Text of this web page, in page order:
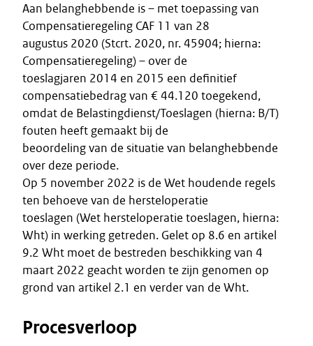
Aan belanghebbende is – met toepassing van
Compensatieregeling CAF 11 van 28
augustus 2020 (Stcrt. 2020, nr. 45904; hierna:
Compensatieregeling) – over de
toeslagjaren 2014 en 2015 een definitief
compensatiebedrag van € 44.120 toegekend,
omdat de Belastingdienst/Toeslagen (hierna: B/T)
fouten heeft gemaakt bij de
beoordeling van de situatie van belanghebbende
over deze periode.
Op 5 november 2022 is de Wet houdende regels
ten behoeve van de hersteloperatie
toeslagen (Wet hersteloperatie toeslagen, hierna:
Wht) in werking getreden. Gelet op 8.6 en artikel
9.2 Wht moet de bestreden beschikking van 4
maart 2022 geacht worden te zijn genomen op
grond van artikel 2.1 en verder van de Wht.
Procesverloop